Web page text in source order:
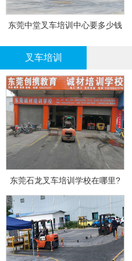
东莞中堂叉车培训中心要多少钱
叉车培训
东莞石龙叉车培训学校在哪里?